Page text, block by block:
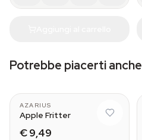
Potrebbe piacerti anche
AZARIUS
Apple Fritter
€ 9,49